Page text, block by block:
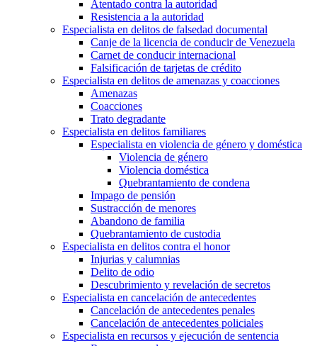
Atentado contra la autoridad
Resistencia a la autoridad
Especialista en delitos de falsedad documental
Canje de la licencia de conducir de Venezuela
Carnet de conducir internacional
Falsificación de tarjetas de crédito
Especialista en delitos de amenazas y coacciones
Amenazas
Coacciones
Trato degradante
Especialista en delitos familiares
Especialista en violencia de género y doméstica
Violencia de género
Violencia doméstica
Quebrantamiento de condena
Impago de pensión
Sustracción de menores
Abandono de familia
Quebrantamiento de custodia
Especialista en delitos contra el honor
Injurias y calumnias
Delito de odio
Descubrimiento y revelación de secretos
Especialista en cancelación de antecedentes
Cancelación de antecedentes penales
Cancelación de antecedentes policiales
Especialista en recursos y ejecución de sentencia